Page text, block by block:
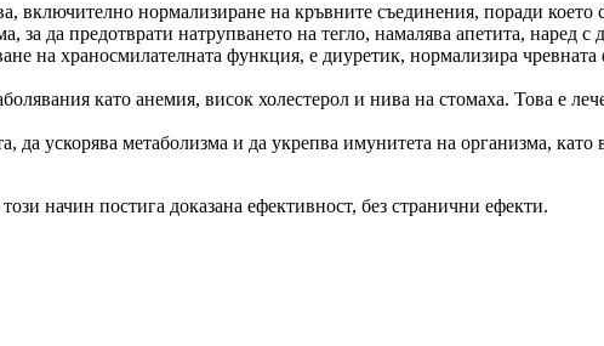
нормализиране на кръвните съединения, поради което
за да предотврати натрупването на тегло, намалява апетита, наред
на храносмилателната функция, е диуретик, нормализира
като анемия, висок холестерол и нива на стомаха. Това е
да ускорява метаболизма и да укрепва имунитета на организма, като
начин постига доказана ефективност, без странични ефекти.